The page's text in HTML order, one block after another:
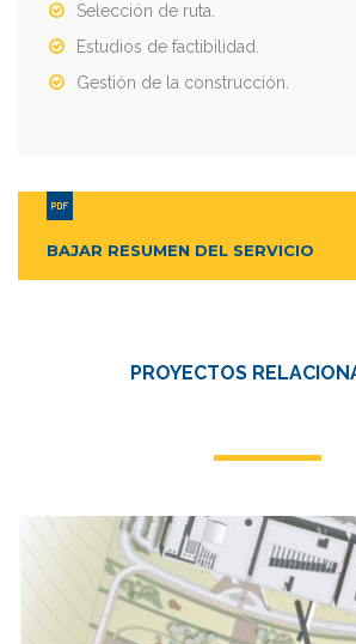
Selección de ruta.
Estudios de factibilidad.
Gestión de la construcción.
BAJAR RESUMEN DEL SERVICIO
PROYECTOS